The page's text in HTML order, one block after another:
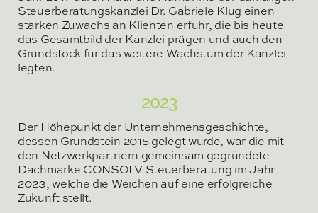
Steuerberatungskanzlei Dr. Gabriele Klug einen
starken Zuwachs an Klienten erfuhr, die bis heute
das Gesamtbild der Kanzlei prägen und auch den
Grundstock für das weitere Wachstum der Kanzlei
legten.
2023
Der Höhepunkt der Unternehmensgeschichte,
dessen Grundstein 2015 gelegt wurde, war die mit
den Netzwerkpartnern gemeinsam gegründete
Dachmarke CONSOLV Steuerberatung im Jahr
2023, welche die Weichen auf eine erfolgreiche
Zukunft stellt.